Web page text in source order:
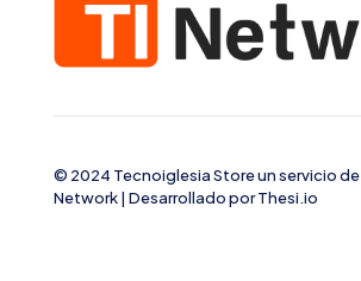
© 2024 Tecnoiglesia Store un servicio de
Network| Desarrollado porThesi.io